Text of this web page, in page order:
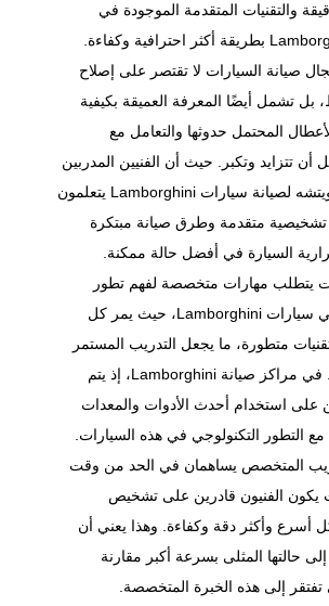
والتقنيات المتقدمة الموجودة في
صيانة السيارات لا تقتصر على إصلاح
بل تشمل أيضًا المعرفة العميقة بكيفية
المحتمل حدوثها والتعامل مع
أن تتزايد وتكبر. حيث أن الفنيين المدربين
لصيانة سيارات Lamborghini يتعلمون
تشخيصية متقدمة وطرق صيانة مبتكرة
السيارة في أفضل حالة ممكنة.
يتطلب مهارات متخصصة لفهم تطور
التكنولوجيا في سيارات Lamborghini، حيث يمر كل
متطورة، ما يجعل التدريب المستمر
أمرًا ضروريًا. في مراكز صيانة Lamborghini، إذ يتم
على استخدام أحدث الأدوات والمعدات
التطور التكنولوجي في هذه السيارات.
المتخصص يساهمان في الحد من وقت
يكون الفنيون قادرين على تشخيص
أسرع وأكثر دقة وكفاءة. وهذا يعني أن
إلى حالتها المثلى بسرعة أكبر مقارنة
تفتقر إلى هذه الخبرة المتخصصة.